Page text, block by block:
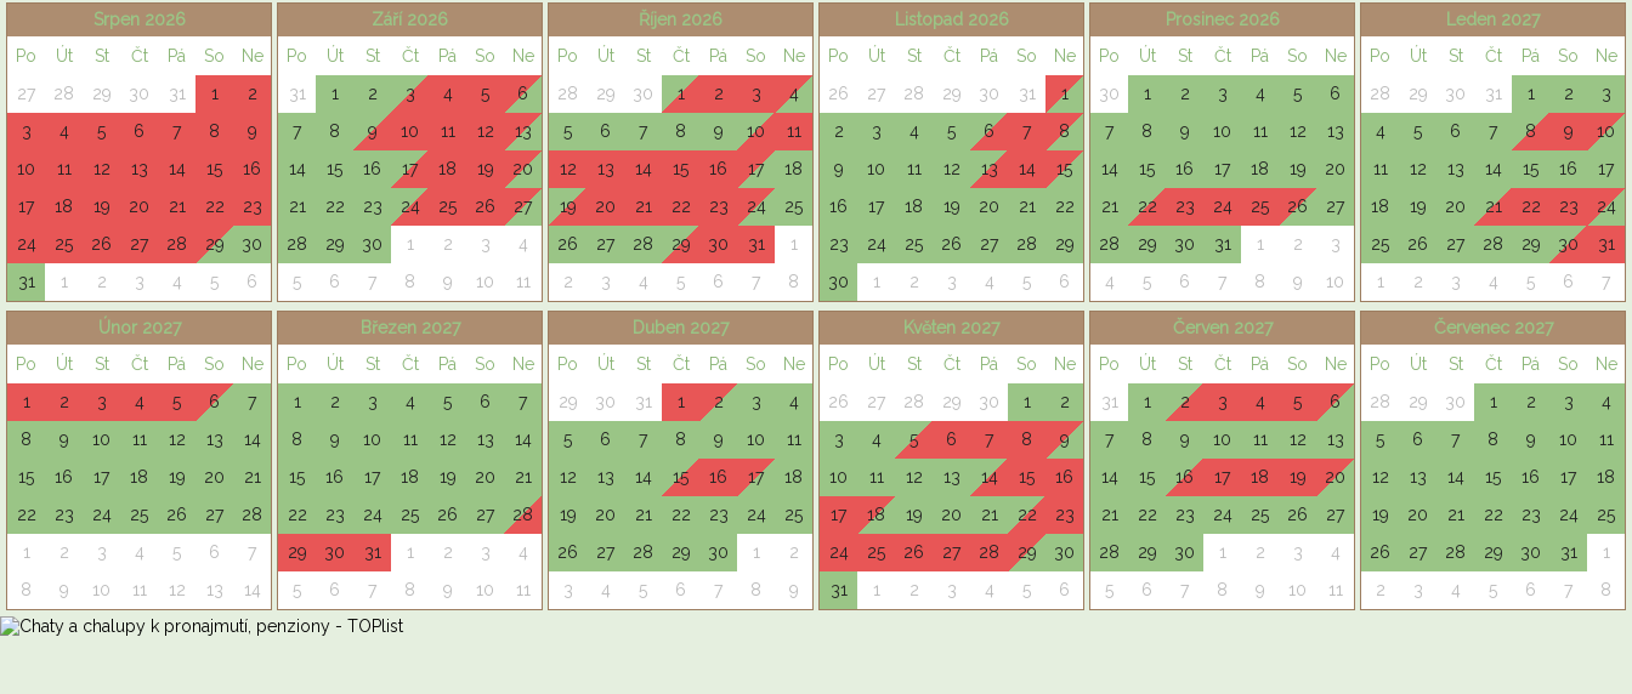
Srpen 2026
Po
Út St Čt Pá So
Ne
27
28 29 30 31 1
2
3
4 5 6 7 8
9
10
11 12 13 14 15
16
17
18 19 20 21 22
23
24
25 26 27 28 29
30
31
1 2 3 4 5 6
Září 2026
Po
Út St Čt Pá So
Ne
31
1 2 3 4 5
6
7
8 9 10 11 12
13
14
15 16 17 18 19
20
21
22 23 24 25 26
27
28
29 30 1 2 3
4
5
6 7 8 9 10 11
Říjen 2026
Po
Út St Čt Pá So
Ne
28
29 30 1 2 3
4
5
6 7 8 9 10
11
12
13 14 15 16 17
18
19
20 21 22 23 24
25
26
27 28 29 30 31
1
2
3 4 5 6 7 8
Listopad 2026
Po
Út St Čt Pá So
Ne
26
27 28 29 30 31
1
2
3 4 5 6 7
8
9
10 11 12 13 14
15
16
17 18 19 20 21
22
23
24 25 26 27 28
29
30
1 2 3 4 5 6
Prosinec 2026
Po
Út St Čt Pá So
Ne
30
1 2 3 4 5
6
7
8 9 10 11 12
13
14
15 16 17 18 19
20
21
22 23 24 25 26
27
28
29 30 31 1 2
3
4
5 6 7 8 9 10
Leden 2027
Po
Út St Čt Pá So
Ne
28
29 30 31 1 2
3
4
5 6 7 8 9
10
11
12 13 14 15 16
17
18
19 20 21 22 23
24
25
26 27 28 29 30
31
1
2 3 4 5 6 7
Únor 2027
Po
Út St Čt Pá So
Ne
1
2 3 4 5 6
7
8
9 10 11 12 13
14
15
16 17 18 19 20
21
22
23 24 25 26 27
28
1
2 3 4 5 6
7
8
9 10 11 12 13 14
Březen 2027
Po
Út St Čt Pá So
Ne
1
2 3 4 5 6
7
8
9 10 11 12 13
14
15
16 17 18 19 20
21
22
23 24 25 26 27
28
29
30 31 1 2 3
4
5
6 7 8 9 10 11
Duben 2027
Po
Út St Čt Pá So
Ne
29
30 31 1 2 3
4
5
6 7 8 9 10
11
12
13 14 15 16 17
18
19
20 21 22 23 24
25
26
27 28 29 30 1
2
3
4 5 6 7 8 9
Květen 2027
Po
Út St Čt Pá So
Ne
26
27 28 29 30 1
2
3
4 5 6 7 8
9
10
11 12 13 14 15
16
17
18 19 20 21 22
23
24
25 26 27 28 29
30
31
1 2 3 4 5 6
Červen 2027
Po
Út St Čt Pá So
Ne
31
1 2 3 4 5
6
7
8 9 10 11 12
13
14
15 16 17 18 19
20
21
22 23 24 25 26
27
28
29 30 1 2 3
4
5
6 7 8 9 10 11
Červenec 2027
Po
Út St Čt Pá So
Ne
28
29 30 1 2 3
4
5
6 7 8 9 10
11
12
13 14 15 16 17
18
19
20 21 22 23 24
25
26
27 28 29 30 31
1
2
3 4 5 6 7 8